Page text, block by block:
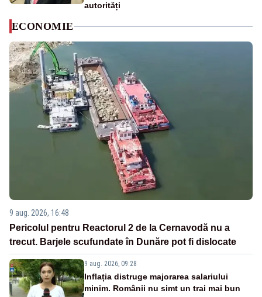
autorități
ECONOMIE
9 aug. 2026, 16:48
Pericolul pentru Reactorul 2 de la Cernavodă nu a
trecut. Barjele scufundate în Dunăre pot fi dislocate
9 aug. 2026, 09:28
Inflația distruge majorarea salariului
minim. Românii nu simt un trai mai bun